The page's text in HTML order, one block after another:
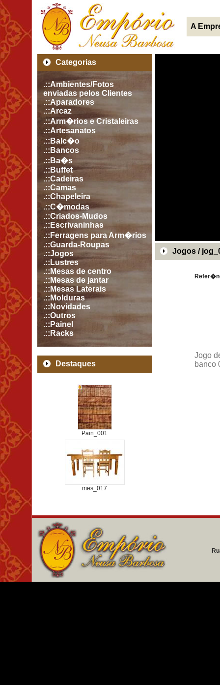
A
Categorias
.::Ambientes/Fotos
enviadas pelos Clientes
.::Aparadores
.::Arcaz
.::Arm�rios e Cristaleiras
.::Artesanatos
.::Balc�o
.::Bancos
.::Ba�s
.::Buffet
.::Cadeiras
.::Camas
.::Chapeleira
.::C�modas
.::Criados-Mudos
.::Escrivaninhas
.::Ferragens para Arm�rios
.::Guarda-Roupas
.::Jogos
.::Lustres
.::Mesas de centro
.::Mesas de jantar
.::Mesas Laterais
.::Molduras
.::Novidades
.::Outros
.::Painel
.::Racks
Destaques
Pain_001
mes_017
Jogos /
Jogo
banco